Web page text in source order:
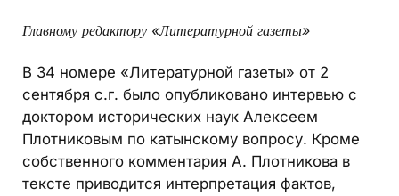
Главному редактору «Литературной газеты»
В 34 номере «Литературной газеты» от 2
сентября с.г. было опубликовано интервью с
доктором исторических наук Алексеем
Плотниковым по катынскому вопросу. Кроме
собственного комментария А. Плотникова в
тексте приводится интерпретация фактов,